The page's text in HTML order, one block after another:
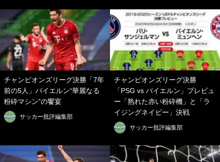
チャンピオンズリーグ決勝「7年
前の5人」バイエルン“華麗なる
粉砕マシン”の饗宴
サッカー批評編集部
チャンピオンズリーグ決勝
「PSG vs バイエルン」プレビュ
ー「熟れた赤い粉砕機」と「ラ
イジングネイビー」決戦
サッカー批評編集部